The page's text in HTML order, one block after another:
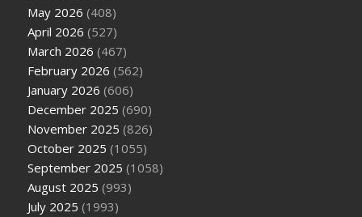
May 2026 (408)
April 2026 (527)
March 2026 (467)
February 2026 (562)
January 2026 (606)
December 2025 (690)
November 2025 (826)
October 2025 (1055)
September 2025 (1058)
August 2025 (993)
July 2025 (1993)